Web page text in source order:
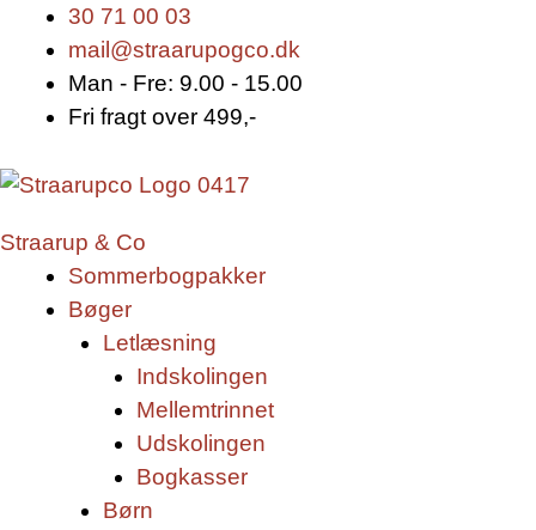
indholdet
30 71 00 03
mail@straarupogco.dk
Man - Fre: 9.00 - 15.00
Fri fragt over 499,-
Straarup & Co
Sommerbogpakker
Bøger
Letlæsning
Indskolingen
Mellemtrinnet
Udskolingen
Bogkasser
Børn
Products
search
Products
search